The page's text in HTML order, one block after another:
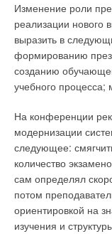
Изменение роли
реализации нового
выразить в
формированию
созданию
учебного процесса;
На конференции
модернизации
следующее:
количество
сам определял
потом
ориентировкой на
изучения и